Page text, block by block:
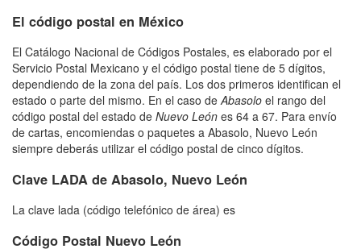
El código postal en México
El Catálogo Nacional de Códigos Postales, es elaborado por el
Servicio Postal Mexicano y el código postal tiene de 5 dígitos,
dependiendo de la zona del país. Los dos primeros identifican el
estado o parte del mismo. En el caso deAbasolo el rango del
código postal del estado de Nuevo León es 64 a 67. Para envío
de cartas, encomiendas o paquetes a Abasolo, Nuevo León
siempre deberás utilizar el código postal de cinco dígitos.
Clave LADA de Abasolo, Nuevo León
La clave lada (código telefónico de área) es
Código Postal Nuevo León